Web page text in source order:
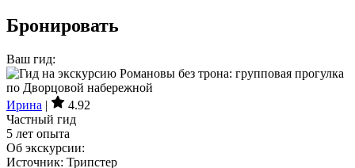
Бронировать
Ваш гид:
Ирина |
4.92
Частный гид
5 лет опыта
Об экскурсии:
Источник: Трипстер